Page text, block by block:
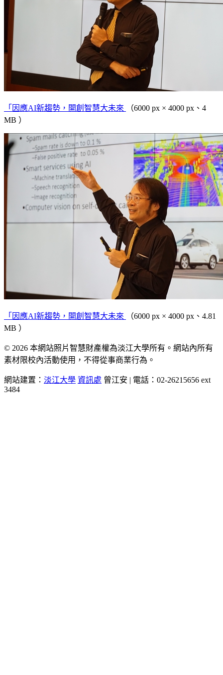
「因應AI新趨勢，開創智慧大未來
（6000 px × 4000 px、4
MB ）
「因應AI新趨勢，開創智慧大未來
（6000 px × 4000 px、4.81
MB ）
© 2026 本網站照片智慧財產權為淡江大學所有。網站內所有
素材限校內活動使用，不得從事商業行為。
網站建置： 淡江大學 資訊處 曾江安 | 電話：02-26215656 ext
3484